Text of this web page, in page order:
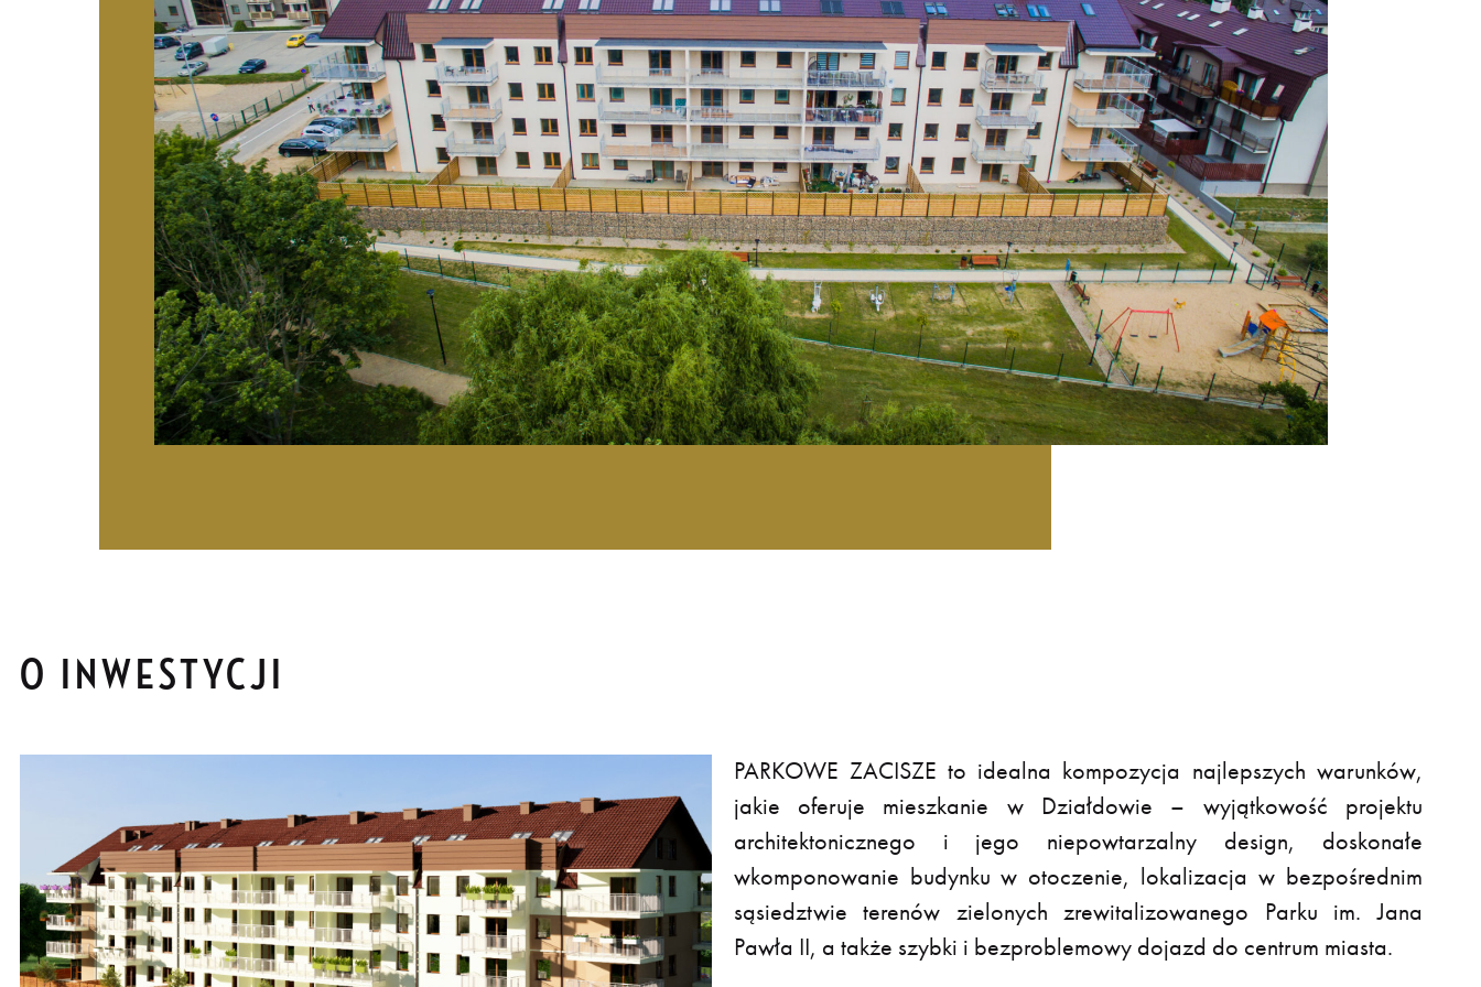
O INWESTYCJI
PARKOWE ZACISZE to idealna kompozycja najlepszych warunków,
jakie oferuje mieszkanie w Działdowie – wyjątkowość projektu
architektonicznego i jego niepowtarzalny design, doskonałe
wkomponowanie budynku w otoczenie, lokalizacja w bezpośrednim
sąsiedztwie terenów zielonych zrewitalizowanego Parku im. Jana
Pawła II, a także szybki i bezproblemowy dojazd do centrum miasta.